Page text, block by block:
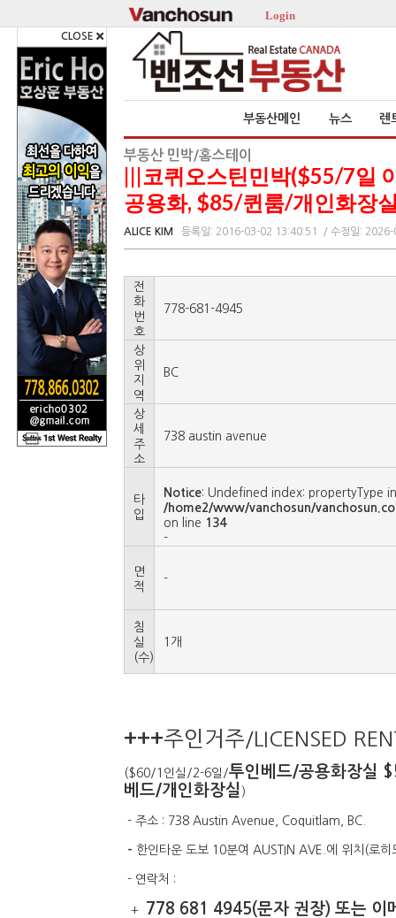
Login
부동산메인 뉴스 렌
CLOSE
부동산 민박/홈스테이
|||코퀴오스틴민박($55/7일
공용화, $85/퀸룸/개인화장
ALICE KIM 등록일: 2016-03-02 13:40:51 / 수정일:
전
화
번
호
778-681-4945
상
위
지
역
BC
상
세
주
소
738 austin avenue
타
입
Notice: Undefined index: propertyType in
/home2/www/vanchosun/
on line 134
-
면
적
-
침
실
(수)
1개
+++주인거주/LICENSED
($60/1인실/2-6일/투인베드/공용화장실
베드/개인화장실 )
- 주소 : 738 Austin Avenue, Coquitlam, BC.
- 한인타운 도보 10분여 AUSTIN AVE.에 위치(로
- 연락처 :
+ 778 681 4945(문자 권장) 또는 이